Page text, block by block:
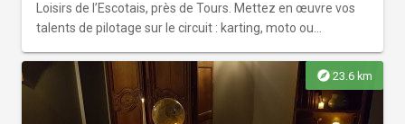
Loisirs de l’Escotais, près de Tours. Mettez en œuvre vos
talents de pilotage sur le circuit : karting, moto ou
plaisir, vous pouvez opter pour le paint-ball !
explore 23.6 km